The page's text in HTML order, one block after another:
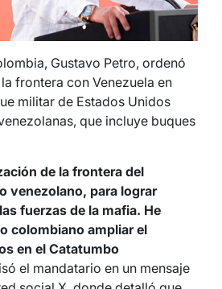
Gustavo Petro, ordenó
frontera con Venezuela en
militar de Estados Unidos
que incluye buques
de la frontera del
venezolano, para lograr
fuerzas de la mafia. He
colombiano ampliar el
en el Catatumbo
el mandatario en un mensaje